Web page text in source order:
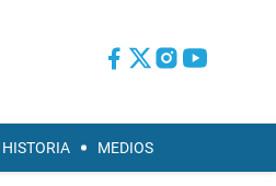
HISTORIA MEDIOS